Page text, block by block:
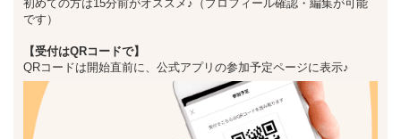
初めての方は15分前がオススメ♪（プロフィール確認・編集が可能
です）
【受付はQRコードで】
QRコードは開始直前に、公式アプリの参加予定ページに表示♪